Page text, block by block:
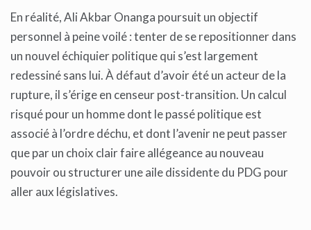
En réalité, Ali Akbar Onanga poursuit un objectif
personnel à peine voilé : tenter de se repositionner dans
un nouvel échiquier politique qui s’est largement
redessiné sans lui. À défaut d’avoir été un acteur de la
rupture, il s’érige en censeur post-transition. Un calcul
risqué pour un homme dont le passé politique est
associé à l’ordre déchu, et dont l’avenir ne peut passer
que par un choix clair faire allégeance au nouveau
pouvoir ou structurer une aile dissidente du PDG pour
aller aux législatives.